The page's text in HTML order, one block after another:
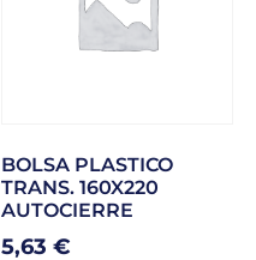
BOLSA PLASTICO
TRANS. 160X220
AUTOCIERRE
5,63 €